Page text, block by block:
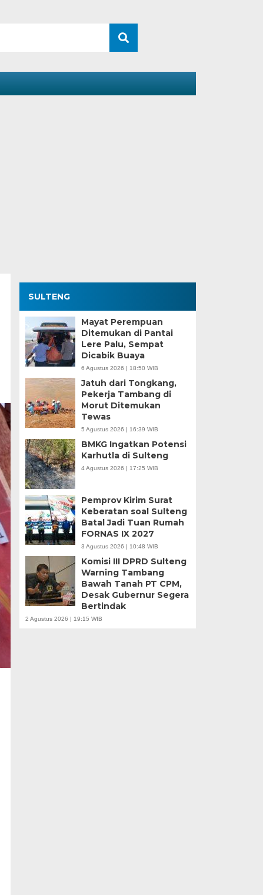
SULTENG
Mayat Perempuan
Ditemukan di Pantai
Lere Palu, Sempat
Dicabik Buaya
6 Agustus 2026 | 18:50 WIB
Jatuh dari Tongkang,
Pekerja Tambang di
Morut Ditemukan
Tewas
5 Agustus 2026 | 16:39 WIB
BMKG Ingatkan Potensi
Karhutla di Sulteng
4 Agustus 2026 | 17:25 WIB
Pemprov Kirim Surat
Keberatan soal Sulteng
Batal Jadi Tuan Rumah
FORNAS IX 2027
3 Agustus 2026 | 10:48 WIB
Komisi III DPRD Sulteng
Warning Tambang
Bawah Tanah PT CPM,
Desak Gubernur Segera
Bertindak
2 Agustus 2026 | 19:15 WIB